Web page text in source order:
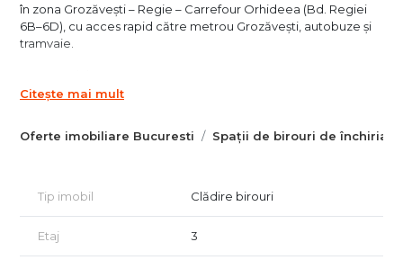
Oferte imobiliare Bucuresti Spații de birouri de închiriat
în zona Grozăvești – Regie – Carrefour Orhideea (Bd. Regiei
6B–6D), cu acces rapid către metrou Grozăvești, autobuze și
tramvaie.
Etaj 3: spații de 25 / 50 / 100 mp, A/C, contorizare independentă
(150 mp demisol + 200 mp etaj)
✔ Posibilitate de închiriere parțială și compartimentare
Citește mai mult
Tip imobil Clădire birouri
Etaj 3